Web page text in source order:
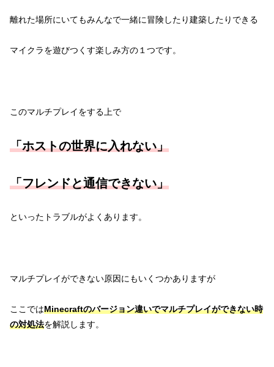
離れた場所にいてもみんなで一緒に冒険したり建築したりできる
マイクラを遊びつくす楽しみ方の１つです。
このマルチプレイをする上で
「ホストの世界に入れない」
「フレンドと通信できない」
といったトラブルがよくあります。
マルチプレイができない原因にもいくつかありますが
ここではMinecraftのバージョン違いでマルチプレイができない時
の対処法を解説します。